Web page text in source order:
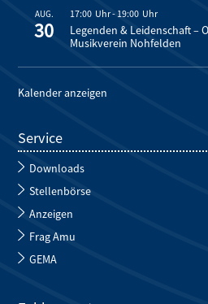
AUG.
30
17:00 - 19:00
Legenden & Leidenschaft –
Musikverein Nohfelden
Kalender anzeigen
Service
Downloads
Stellenbörse
Anzeigen
Frag Amu
GEMA